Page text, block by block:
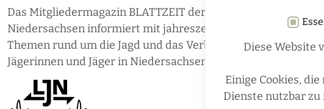
Das Mitgliedermagazin BLATTZEIT der Landesjägerschaft
Niedersachsen informiert mit jahreszeitlich aktuellen
Themen rund um die Jagd und das Verbandsgeschehen die
Jägerinnen und Jäger in Niedersachsen.
Diese Website
Einige Cookies,
Dienste nutzbar